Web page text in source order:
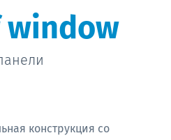
конструкция со